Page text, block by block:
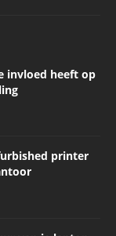
invloed heeft op
printer